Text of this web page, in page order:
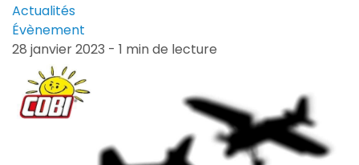
Actualités
Évènement
28 janvier 2023 - 1 min de lecture